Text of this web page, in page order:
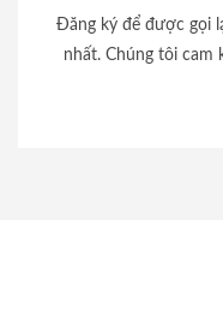
Đăng ký để được gọi
nhất. Chúng tôi cam